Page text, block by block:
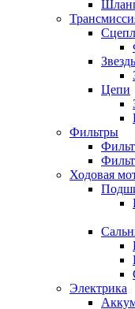
Цепи
Фильтры
Ходовая
Электрика